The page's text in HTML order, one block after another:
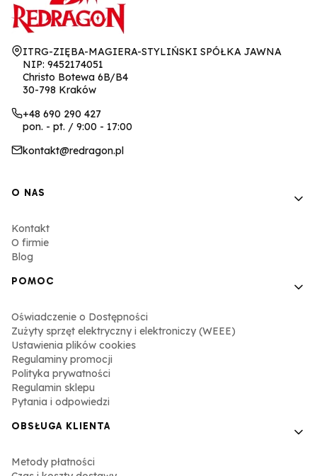
Adres:
ITRG-ZIĘBA-MAGIERA-STYLIŃSKI SPÓŁKA JAWNA
NIP: 9452174051
Christo Botewa 6B/B4
30-798 Kraków
+48 690 290 427
pon. - pt. / 9:00 - 17:00
kontakt@redragon.pl
Linki w stopce
O NAS
Kontakt
O firmie
Blog
POMOC
Oświadczenie o Dostępności
Zużyty sprzęt elektryczny i elektroniczy (WEEE)
Ustawienia plików cookies
Regulaminy promocji
Polityka prywatności
Regulamin sklepu
Pytania i odpowiedzi
OBSŁUGA KLIENTA
Metody płatności